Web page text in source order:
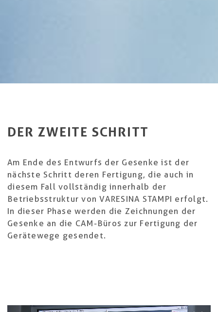
DER ZWEITE SCHRITT
Am Ende des Entwurfs der Gesenke ist der
nächste Schritt deren Fertigung, die auch in
diesem Fall vollständig innerhalb der
Betriebsstruktur von VARESINA STAMPI erfolgt.
In dieser Phase werden die Zeichnungen der
Gesenke an die CAM-Büros zur Fertigung der
Gerätewege gesendet.